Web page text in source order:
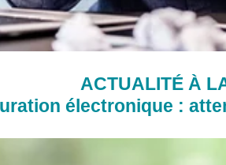
ACTUALITÉ À
électronique :